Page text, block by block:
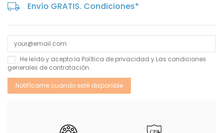
Envío GRATIS. Condiciones*
He leído y acepto la Política de privacidad y Las condiciones
generales de contratación.